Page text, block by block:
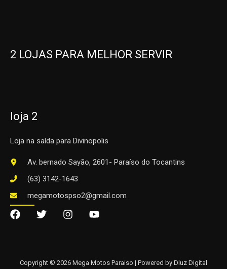
2 LOJAS PARA MELHOR SERVIR
loja 2
Loja na saída para Divinopolis
Av. bernado Sayão, 2601- Paraíso do Tocantins
(63) 3142-1643
megamotospso2@gmail.com
Copyright © 2026 Mega Motos Paraiso | Powered by Dluz Digital